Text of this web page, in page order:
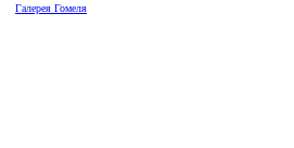
Галерея Гомеля